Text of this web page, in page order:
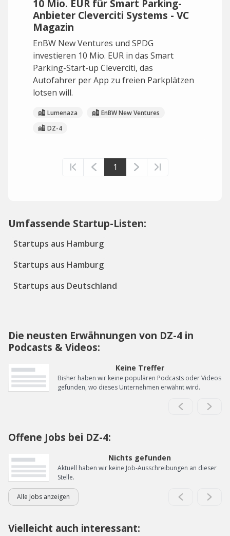
10 Mio. EUR für Smart Parking-
Anbieter Cleverciti Systems - VC
Magazin
EnBW New Ventures und SPDG
investieren 10 Mio. EUR in das Smart
Parking-Start-up Cleverciti, das
Autofahrer per App zu freien Parkplätzen
lotsen will.
Lumenaza
EnBW New Ventures
DZ-4
1
Umfassende Startup-Listen:
Startups aus Hamburg
Startups aus Hamburg
Startups aus Deutschland
Die neusten Erwähnungen von DZ-4 in
Podcasts & Videos:
Keine Treffer
Bisher haben wir keine populären Podcasts oder Videos
gefunden, wo dieses Unternehmen erwähnt wird.
Offene Jobs bei DZ-4:
Nichts gefunden
Aktuell haben wir keine Job-Ausschreibungen an dieser
Stelle.
Alle Jobs anzeigen
Vielleicht auch interessant: